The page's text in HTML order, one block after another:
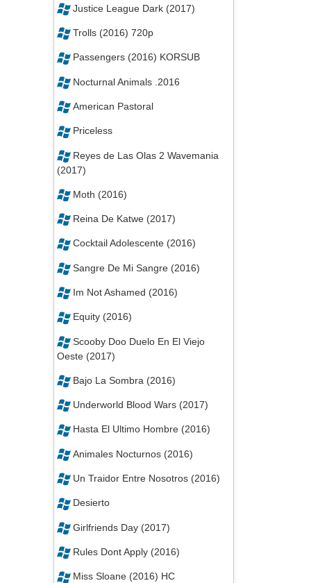
Justice League Dark (2017)
Trolls (2016) 720p
Passengers (2016) KORSUB
Nocturnal Animals .2016
American Pastoral
Priceless
Reyes de Las Olas 2 Wavemania
(2017)
Moth (2016)
Reina De Katwe (2017)
Cocktail Adolescente (2016)
Sangre De Mi Sangre (2016)
Im Not Ashamed (2016)
Equity (2016)
Scooby Doo Duelo En El Viejo
Oeste (2017)
Bajo La Sombra (2016)
Underworld Blood Wars (2017)
Hasta El Ultimo Hombre (2016)
Animales Nocturnos (2016)
Un Traidor Entre Nosotros (2016)
Desierto
Girlfriends Day (2017)
Rules Dont Apply (2016)
Miss Sloane (2016) HC